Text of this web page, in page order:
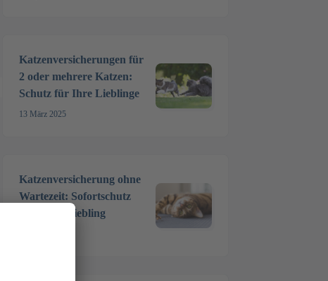
Katzenversicherungen für
2 oder mehrere Katzen:
Schutz für Ihre Lieblinge
13 März 2025
Katzenversicherung ohne
Wartezeit: Sofortschutz
für Ihren Liebling